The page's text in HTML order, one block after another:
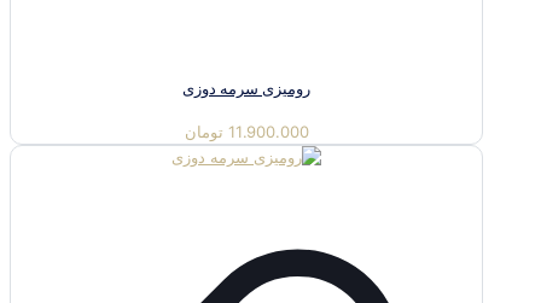
رومیزی سرمه دوزی
11.900.000 تومان